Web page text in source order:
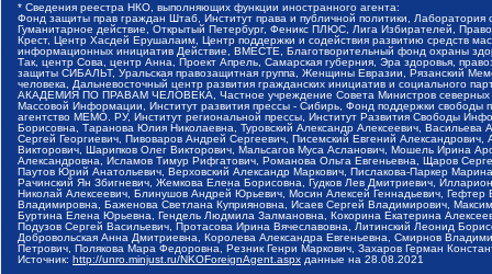
* Сведения реестра НКО, выполняющих функции иностранного агента:
Фонд защиты прав граждан Штаб, Институт права и публичной политики,
Гуманитарное действие, Открытый Петербург, Феникс ПЛЮС, Лига Избирателей,
Крест, Центр Хасдей Ерушалаим, Центр поддержки и содействия развитию средств
информационных инициатив Действие, ВМЕСТЕ, Благотворительный фонд охраны
Так, центр Сова, центр Анна, Проект Апрель, Самарская губерния, Эра здоровья,
защиты СИБАЛЬТ, Уральская правозащитная группа, Женщины Евразии, Рязанский
человека, Дальневосточный центр развития гражданских инициатив и социального
АКАДЕМИЯ ПО ПРАВАМ ЧЕЛОВЕКА, Частное учреждение Совета Министров северных
Массовой Информации, Институт развития прессы - Сибирь, Фонд поддержки
агентство МЕМО. РУ, Институт региональной прессы, Институт Развития Свободы
Борисовна, Таранова Юлия Николаевна, Туровский Александр Алексеевич,
Сергей Георгиевич, Пивоваров Андрей Сергеевич, Писемский Евгений
Викторович, Шарипков Олег Викторович, Мальсагов Муса Асланович, Мошель Ирина
Александровна, Исламов Тимур Рифгатович, Романова Ольга Евгеньевна, Щаров
Паутов Юрий Анатольевич, Верховский Александр Маркович, Пислакова-Паркер
Рачинский Ян Збигневич, Жемкова Елена Борисовна, Гудков Лев Дмитриевич,
Николай Алексеевич, Блинушов Андрей Юрьевич, Мосин Алексей Геннадьевич,
Владимировна, Баженова Светлана Куприяновна, Исаев Сергей Владимирович,
Буртина Елена Юрьевна, Гендель Людмила Залмановна, Кокорина Екатерина
Подузов Сергей Васильевич, Протасова Ирина Вячеславовна, Литинский Леонид
Добровольская Анна Дмитриевна, Королева Александра Евгеньевна, Смирнов
Петрович, Полякова Мара Федоровна, Резник Генри Маркович, Захаров Герман
Источник: http://unro.minjust.ru/NKOForeignAgent.aspx данные на 28.08.2021